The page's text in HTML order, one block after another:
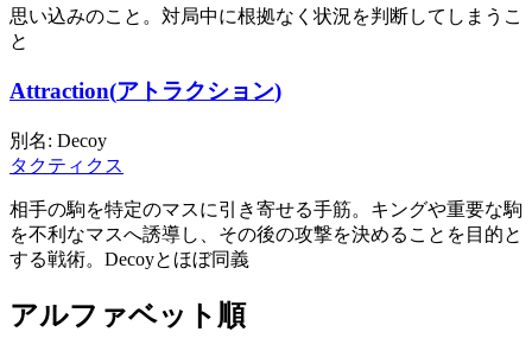
思い込みのこと。対局中に根拠なく状況を判断してしまうこ
と
Attraction(アトラクション)
別名: Decoy
タクティクス
相手の駒を特定のマスに引き寄せる手筋。キングや重要な駒
を不利なマスへ誘導し、その後の攻撃を決めることを目的と
する戦術。Decoyとほぼ同義
アルファベット順